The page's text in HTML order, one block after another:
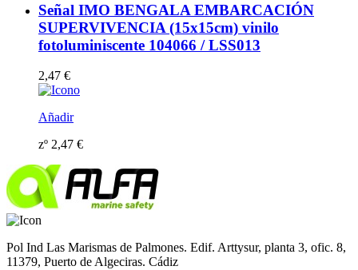
Señal IMO BENGALA EMBARCACIÓN
SUPERVIVENCIA (15x15cm) vinilo
fotoluminiscente 104066 / LSS013
2,47 €
Añadir
zº 2,47 €
Pol Ind Las Marismas de Palmones. Edif. Arttysur, planta 3, ofic. 8,
11379, Puerto de Algeciras. Cádiz